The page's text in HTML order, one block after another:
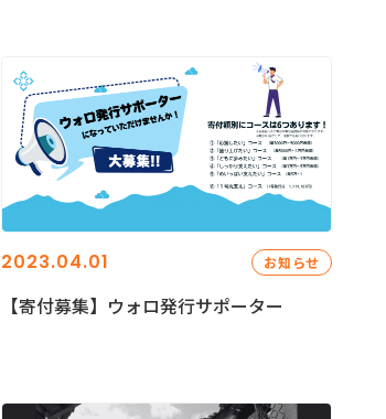
2023.04.01 お知らせ
【寄付募集】ウォロ発行サポーター